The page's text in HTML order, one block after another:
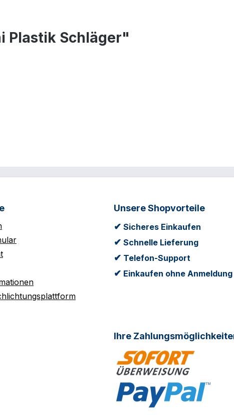
Plastik Schläger"
Unsere Shopvorteile
✔ Sicheres Einkaufen
✔ Schnelle Lieferung
✔ Telefon-Support
✔ Einkaufen ohne Anmeldung
Ihre